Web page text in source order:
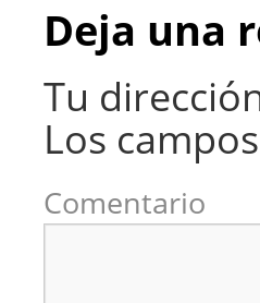
Deja una
Tu
Los
Comentario